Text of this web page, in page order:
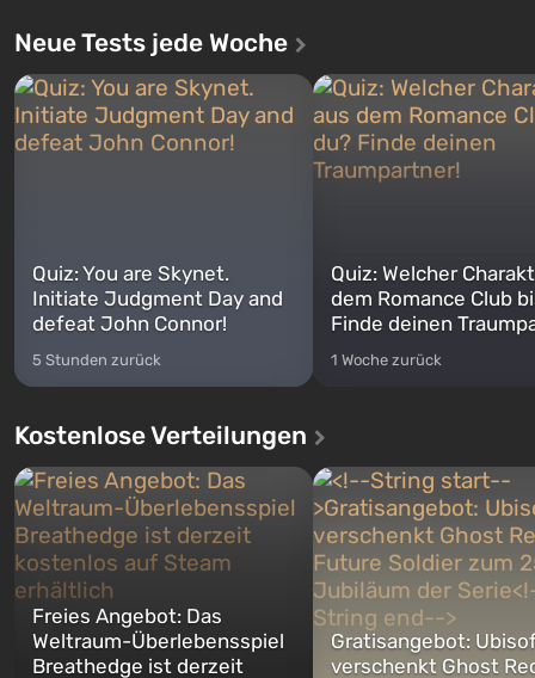
Neue Tests jede Woche
Quiz: You are Skynet.
Initiate Judgment Day and
defeat John Connor!
5 Stunden zurück
Quiz: Welcher
dem Romance Club
Finde deinen
1 Woche zurück
Kostenlose Verteilungen
Freies Angebot: Das
Weltraum-Überlebensspiel
Breathedge ist derzeit
Gratisangebot:
verschenkt Ghost